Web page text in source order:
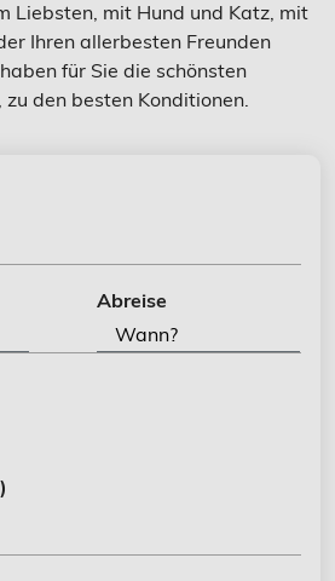
Liebsten, mit Hund und Katz, mit
Ihren allerbesten Freunden
für Sie die schönsten
den besten Konditionen.
Abreise